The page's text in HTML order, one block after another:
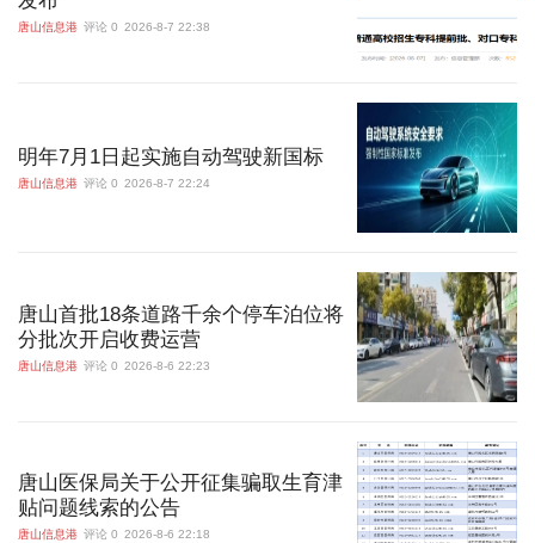
唐山信息港 评论 0 2026-8-7 22:38
明年7月1日起实施自动驾驶新国标
唐山信息港 评论 0 2026-8-7 22:24
唐山首批18条道路千余个停车泊位将
分批次开启收费运营
唐山信息港 评论 0 2026-8-6 22:23
唐山医保局关于公开征集骗取生育津
贴问题线索的公告
唐山信息港 评论 0 2026-8-6 22:18